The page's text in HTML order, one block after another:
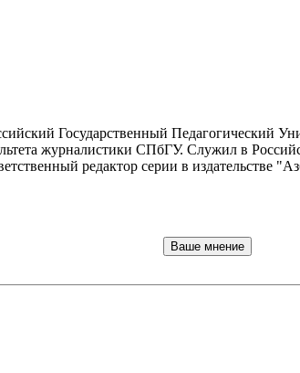
Государственный Педагогический
журналистики СПбГУ. Служил в
редактор серии в издательстве